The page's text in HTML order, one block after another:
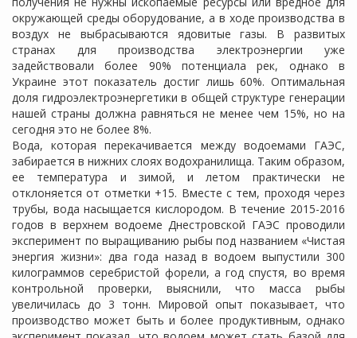
окружающей среды оборудование, а в ходе производства в
воздух не выбрасываются ядовитые газы. В развитых
странах для производства электроэнергии уже
задействовали более 90% потенциала рек, однако в
Украине этот показатель достиг лишь 60%. Оптимальная
доля гидроэлектроэнергетики в общей структуре генерации
нашей страны должна равняться не менее чем 15%, но на
сегодня это не более 8%.
Вода, которая перекачивается между водоемами ГАЭС,
забирается в нижних слоях водохранилища. Таким образом,
ее температура и зимой, и летом практически не
отклоняется от отметки +15. Вместе с тем, проходя через
трубы, вода насыщается кислородом. В течение 2015-2016
годов в верхнем водоеме Днестровской ГАЭС проводили
эксперимент по выращиванию рыбы под названием «Чистая
энергия жизни»: два года назад в водоем выпустили 300
килограммов серебристой форели, а год спустя, во время
контрольной проверки, выяснили, что масса рыбы
увеличилась до 3 тонн. Мировой опыт показывает, что
производство может быть и более продуктивным, однако